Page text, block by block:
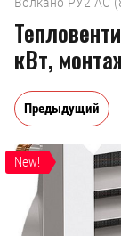
кВт,
Предыдущий
New!